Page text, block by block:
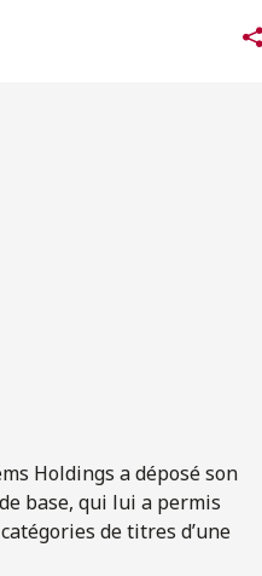
Holdings a déposé son
base, qui lui a permis
de titres d’une